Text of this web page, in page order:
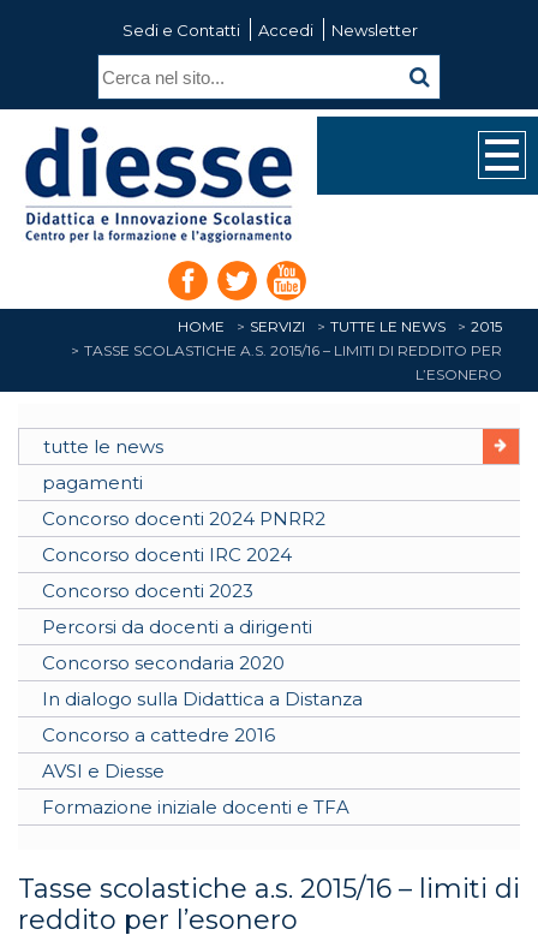
Sedi e Contatti Accedi Newsletter
HOME SERVIZI TUTTE LE NEWS
2015
TASSE SCOLASTICHE A.S. 2015/16 – LIMITI DI REDDITO PER
L’ESONERO
tutte le news
pagamenti
Concorso docenti 2024 PNRR2
Concorso docenti IRC 2024
Concorso docenti 2023
Percorsi da docenti a dirigenti
Concorso secondaria 2020
In dialogo sulla Didattica a Distanza
Concorso a cattedre 2016
AVSI e Diesse
Formazione iniziale docenti e TFA
Tasse scolastiche a.s. 2015/16 – limiti di
reddito per l’esonero